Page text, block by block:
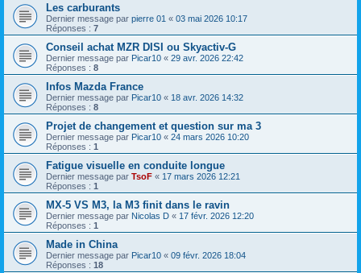
Les carburants
Dernier message par pierre 01 « 03 mai 2026 10:17
Réponses : 7
Conseil achat MZR DISI ou Skyactiv-G
Dernier message par Picar10 « 29 avr. 2026 22:42
Réponses : 8
Infos Mazda France
Dernier message par Picar10 « 18 avr. 2026 14:32
Réponses : 8
Projet de changement et question sur ma 3
Dernier message par Picar10 « 24 mars 2026 10:20
Réponses : 1
Fatigue visuelle en conduite longue
Dernier message par TsoF « 17 mars 2026 12:21
Réponses : 1
MX-5 VS M3, la M3 finit dans le ravin
Dernier message par Nicolas D « 17 févr. 2026 12:20
Réponses : 1
Made in China
Dernier message par Picar10 « 09 févr. 2026 18:04
Réponses : 18